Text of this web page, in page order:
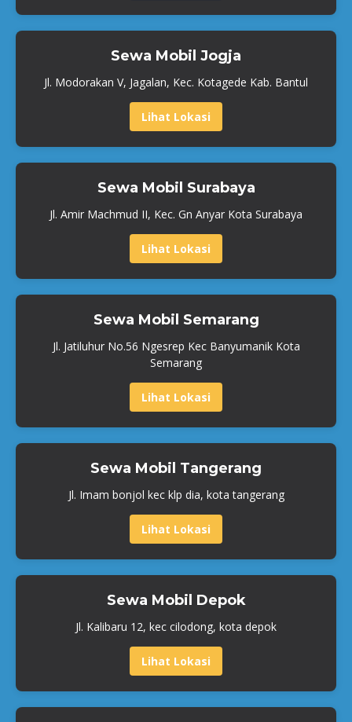
Sewa Mobil Jogja
Jl. Modorakan V, Jagalan, Kec. Kotagede Kab. Bantul
Lihat Lokasi
Sewa Mobil Surabaya
Jl. Amir Machmud II, Kec. Gn Anyar Kota Surabaya
Lihat Lokasi
Sewa Mobil Semarang
Jl. Jatiluhur No.56 Ngesrep Kec Banyumanik Kota
Semarang
Lihat Lokasi
Sewa Mobil Tangerang
Jl. Imam bonjol kec klp dia, kota tangerang
Lihat Lokasi
Sewa Mobil Depok
Jl. Kalibaru 12, kec cilodong, kota depok
Lihat Lokasi